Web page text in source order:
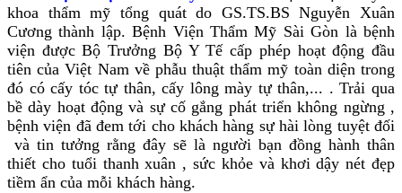
khoa thẩm mỹ tổng quát do GS.TS.BS Nguyễn Xuân
Cương thành lập. Bệnh Viện Thẩm Mỹ Sài Gòn là bệnh
viện được Bộ Trưởng Bộ Y Tế cấp phép hoạt động đầu
tiên của Việt Nam về phẫu thuật thẩm mỹ toàn diện trong
đó có cấy tóc tự thân, cấy lông mày tự thân,... . Trải qua
bề dày hoạt động và sự cố gắng phát triển không ngừng ,
bệnh viện đã đem tới cho khách hàng sự hài lòng tuyệt đối
và tin tưởng rằng đây sẽ là người bạn đồng hành thân
thiết cho tuổi thanh xuân , sức khỏe và khơi dậy nét đẹp
tiềm ẩn của mỗi khách hàng.